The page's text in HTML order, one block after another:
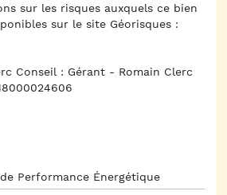
sur les risques auxquels ce bien
sur le site Géorisques :
Conseil : Gérant - Romain Clerc
Performance Énergétique